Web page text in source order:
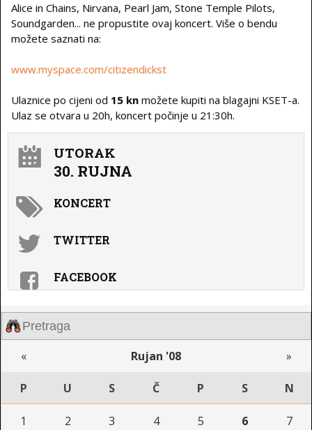
Alice in Chains, Nirvana, Pearl Jam, Stone Temple Pilots,
Soundgarden... ne propustite ovaj koncert. Više o bendu
možete saznati na:
www.myspace.com/citizendickst
Ulaznice po cijeni od 15 kn možete kupiti na blagajni KSET-a.
Ulaz se otvara u 20h, koncert počinje u 21:30h.
UTORAK
30. RUJNA
KONCERT
TWITTER
FACEBOOK
« Rujan '08 »
P U S Č P S N
1 2 3 4 5 6 7